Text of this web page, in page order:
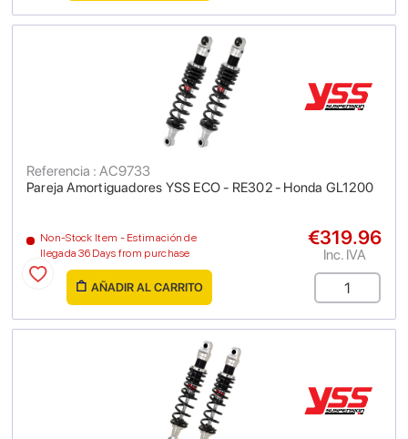
Pareja Amortiguadores YSS ECO - RE302 - Honda GL1200
Referencia : AC9733
Non-Stock Item - Estimación de
llegada 36 Days from purchase
€319.96
Inc. IVA
AÑADIR AL CARRITO